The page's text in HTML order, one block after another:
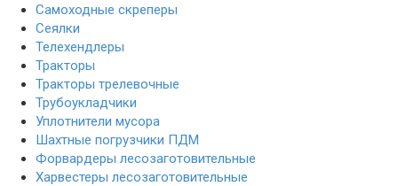
Самоходные скреперы
Сеялки
Телехендлеры
Тракторы
Тракторы трелевочные
Трубоукладчики
Уплотнители мусора
Шахтные погрузчики ПДМ
Форвардеры лесозаготовительные
Харвестеры лесозаготовительные